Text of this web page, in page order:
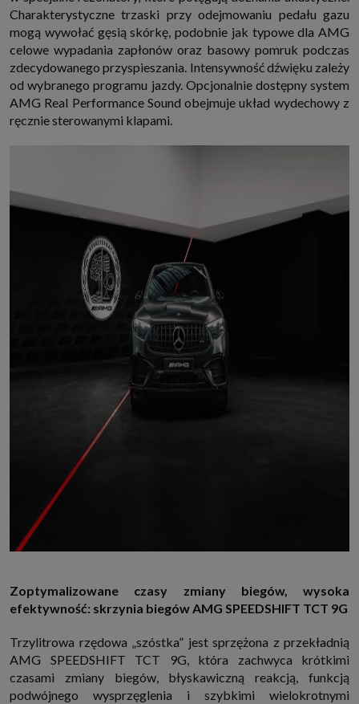
Charakterystyczne trzaski przy odejmowaniu pedału gazu
mogą wywołać gęsią skórkę, podobnie jak typowe dla AMG
celowe wypadania zapłonów oraz basowy pomruk podczas
zdecydowanego przyspieszania. Intensywność dźwięku zależy
od wybranego programu jazdy. Opcjonalnie dostępny system
AMG Real Performance Sound obejmuje układ wydechowy z
ręcznie sterowanymi klapami.
Zoptymalizowane czasy zmiany biegów, wysoka
efektywność: skrzynia biegów AMG SPEEDSHIFT TCT 9G
Trzylitrowa rzędowa „szóstka” jest sprzężona z przekładnią
AMG SPEEDSHIFT TCT 9G, która zachwyca krótkimi
czasami zmiany biegów, błyskawiczną reakcją, funkcją
podwójnego wysprzęglenia i szybkimi wielokrotnymi